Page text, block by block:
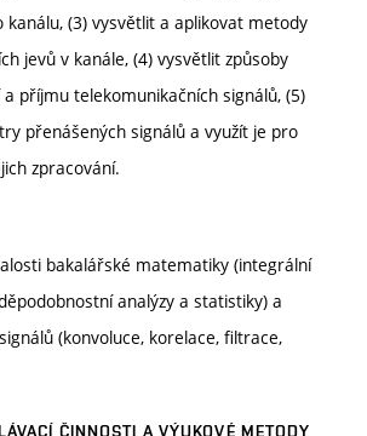
kanálu, (3) vysvětlit a aplikovat metody
jevů v kanále, (4) vysvětlit způsoby
příjmu telekomunikačních signálů, (5)
přenášených signálů a využít je pro
zpracování.
bakalářské matematiky (integrální
analýzy a statistiky) a
(konvoluce, korelace, filtrace,
ČINNOSTI A VÝUKOVÉ METODY